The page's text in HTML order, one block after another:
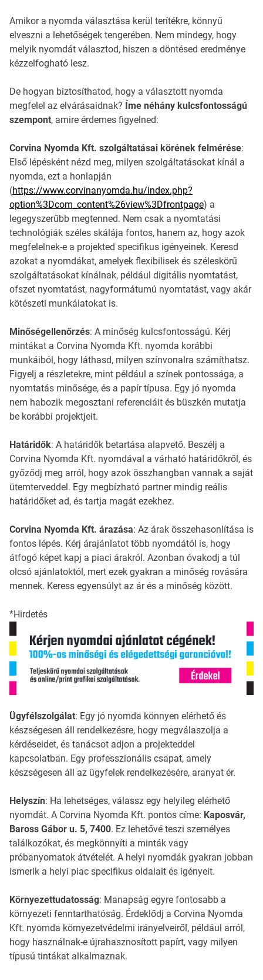
Amikor a nyomda választása kerül terítékre, könnyű
elveszni a lehetőségek tengerében. Nem mindegy, hogy
melyik nyomdát választod, hiszen a döntésed eredménye
kézzelfogható lesz.
De hogyan biztosíthatod, hogy a választott nyomda
megfelel az elvárásaidnak? Íme néhány kulcsfontosságú
szempont, amire érdemes figyelned:
Corvina Nyomda Kft. szolgáltatásai körének felmérése:
Első lépésként nézd meg, milyen szolgáltatásokat kínál a
nyomda, ezt a honlapján
(https://www.corvinanyomda.hu/index.php?
option%3Dcom_content%26view%3Dfrontpage) a
legegyszerűbb megtenned. Nem csak a nyomtatási
technológiák széles skálája fontos, hanem az, hogy azok
megfelelnek-e a projekted specifikus igényeinek. Keresd
azokat a nyomdákat, amelyek flexibilisek és széleskörű
szolgáltatásokat kínálnak, például digitális nyomtatást,
ofszet nyomtatást, nagyformátumú nyomtatást, vagy akár
kötészeti munkálatokat is.
Minőségellenőrzés: A minőség kulcsfontosságú. Kérj
mintákat a Corvina Nyomda Kft. nyomda korábbi
munkáiból, hogy láthasd, milyen színvonalra számíthatsz.
Figyelj a részletekre, mint például a színek pontossága, a
nyomtatás minősége, és a papír típusa. Egy jó nyomda
nem habozik megosztani referenciáit és büszkén mutatja
be korábbi projektjeit.
Határidők: A határidők betartása alapvető. Beszélj a
Corvina Nyomda Kft. nyomdával a várható határidőkről, és
győződj meg arról, hogy azok összhangban vannak a saját
ütemterveddel. Egy megbízható partner mindig reális
határidőket ad, és tartja magát ezekhez.
Corvina Nyomda Kft. árazása: Az árak összehasonlítása is
fontos lépés. Kérj árajánlatot több nyomdától is, hogy
átfogó képet kapj a piaci árakról. Azonban óvakodj a túl
olcsó ajánlatoktól, mert ezek gyakran a minőség rovására
mennek. Keress egyensúlyt az ár és a minőség között.
*Hirdetés
Ügyfélszolgálat: Egy jó nyomda könnyen elérhető és
készségesen áll rendelkezésre, hogy megválaszolja a
kérdéseidet, és tanácsot adjon a projekteddel
kapcsolatban. Egy professzionális csapat, amely
készségesen áll az ügyfelek rendelkezésére, aranyat ér.
Helyszín: Ha lehetséges, válassz egy helyileg elérhető
nyomdát. A Corvina Nyomda Kft. pontos címe: Kaposvár,
Baross Gábor u. 5, 7400. Ez lehetővé teszi személyes
találkozókat, és megkönnyíti a minták vagy
próbanyomatok átvételét. A helyi nyomdák gyakran jobban
ismerik a helyi piac specifikus oldalait és igényeit.
Környezettudatosság: Manapság egyre fontosabb a
környezeti fenntarthatóság. Érdeklődj a Corvina Nyomda
Kft. nyomda környezetvédelmi irányelveiről, például arról,
hogy használnak-e újrahasznosított papírt, vagy milyen
típusú tintákat alkalmaznak.